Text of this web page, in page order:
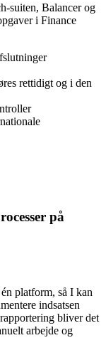
suiten, Balancer og
i Finance
rettidigt og i den
på
platform, så I kan
indsatsen
bliver det
arbejde og